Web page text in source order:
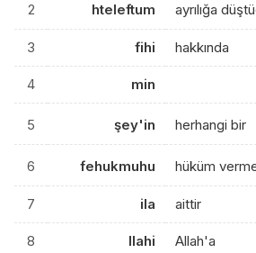
2 hteleftum ayrılığa
3 fihi hakkında
4 min
5 şey'in herhangi bir
6 fehukmuhu hüküm
7 ila aittir
8 llahi Allah'a